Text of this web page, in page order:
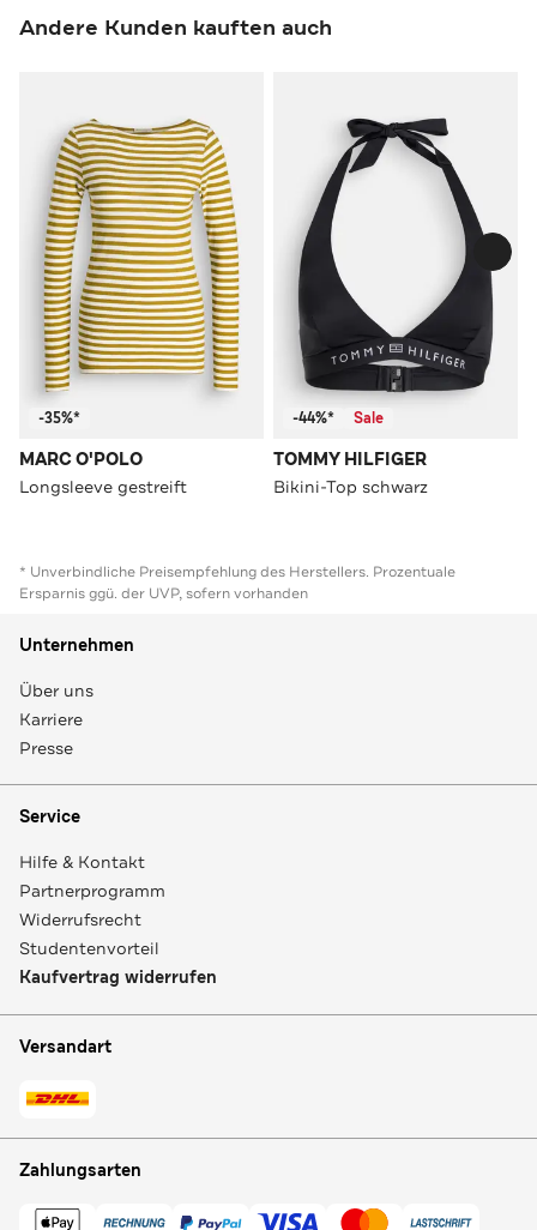
Andere Kunden kauften auch
-35%*
MARC O'POLO
Longsleeve gestreift
-44%* Sale
TOMMY HILFIGER
Bikini-Top schwarz
* Unverbindliche Preisempfehlung des Herstellers. Prozentuale
Ersparnis ggü. der UVP, sofern vorhanden
Unternehmen
Über uns
Karriere
Presse
Service
Hilfe & Kontakt
Partnerprogramm
Widerrufsrecht
Studentenvorteil
Kaufvertrag widerrufen
Versandart
Zahlungsarten